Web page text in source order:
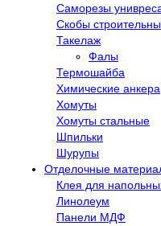
Саморезы
Скобы
Такелаж
Фалы
Термошайба
Химические анкера
Хомуты
Хомуты стальные
Шпильки
Шурупы
Отделочные
Клея для
Линолеум
Панели МДФ